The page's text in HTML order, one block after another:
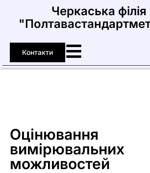
Черкаська
Контакти
Оцінювання
вимірювальних
можливостей